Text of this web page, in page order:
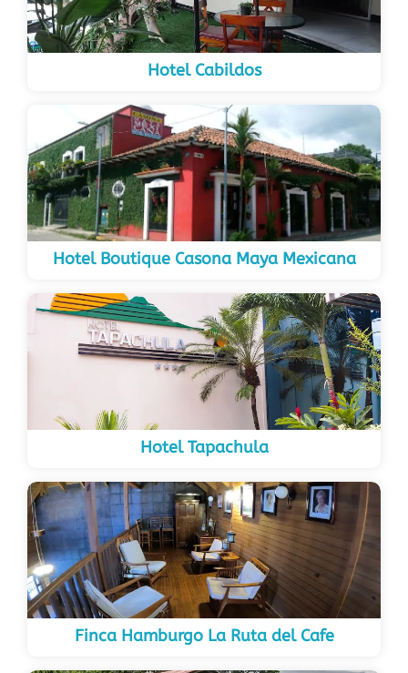
Hotel Cabildos
Hotel Boutique Casona Maya Mexicana
Hotel Tapachula
Finca Hamburgo La Ruta del Cafe